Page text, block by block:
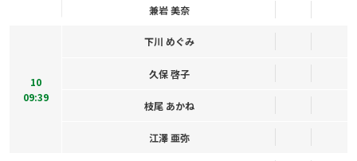
兼岩 美奈
10
09:39
下川 めぐみ
久保 啓子
枝尾 あかね
江澤 亜弥